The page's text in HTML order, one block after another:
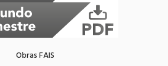
Obras FAIS